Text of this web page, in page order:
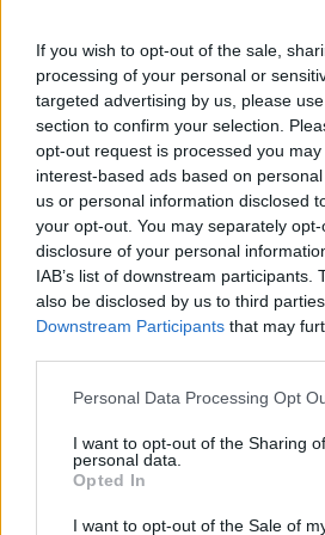
If you wish to opt-out of the sale,
processing of your personal or
targeted advertising by us, please
section to confirm your selection.
opt-out request is processed you
interest-based ads based on
us or personal information disclosed
your opt-out. You may separately
disclosure of your personal
IAB’s list of downstream participants.
also be disclosed by us to third
Downstream Participants that may
Please note that this website/app
not limited to your visit or usage
grant or deny consent to Google and
use your data for below specified
consent section.
Personal Data Processing Opt
I want to opt-out of the Sharing
personal data.
Opted In
I want to opt-out of the Sale of
millions de nouveaux
décès.
Le phénomène de ce que l'on
programmation fœtale a fait
débats parmi les scientifiques
années. Le développement de
peut avoir un impact majeur sur
maladies cardiovasculaires et le
de ces risques si la mère est
Comment l'étude a-t-elle